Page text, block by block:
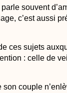
souvent
c’est aussi
ces sujets
: celle de
couple